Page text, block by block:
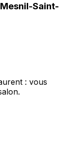
Mesnil-Saint-
: vous